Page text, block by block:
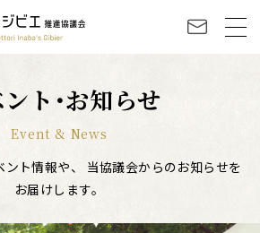
ト･お知らせ
Event & News
ト情報や、
当協議会からのお知らせを
お届けします。